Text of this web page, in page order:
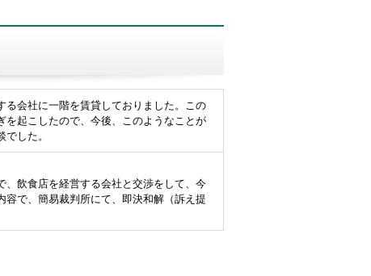
る会社に一階を賃貸しておりました。この
起こしたので、今後、このようなことが
した。
飲食店を経営する会社と交渉をして、今
で、簡易裁判所にて、即決和解（訴え提